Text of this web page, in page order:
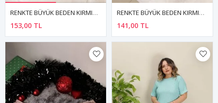
RENKTE BÜYÜK BEDEN KIRMIZI DANTELLİ SATEN BRAZİLİAN KÜLOT
153,00 TL
RENKTE BÜYÜK BEDEN KIRMIZI TÜL VE DANTELLİ BRAZİLİAN KÜLOT
141,00 TL